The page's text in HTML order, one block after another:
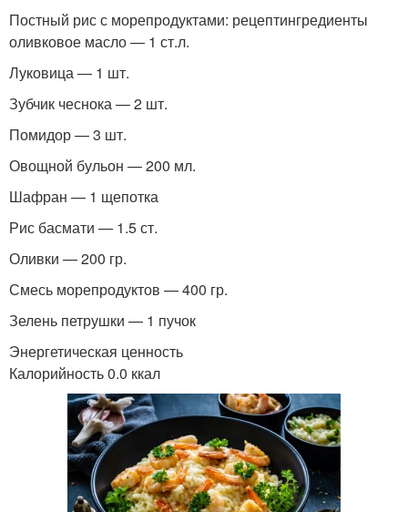
Постный рис с морепродуктами: рецептингредиенты
оливковое масло — 1 ст.л.
Луковица — 1 шт.
Зубчик чеснока — 2 шт.
Помидор — 3 шт.
Овощной бульон — 200 мл.
Шафран — 1 щепотка
Рис басмати — 1.5 ст.
Оливки — 200 гр.
Смесь морепродуктов — 400 гр.
Зелень петрушки — 1 пучок
Энергетическая ценность
Калорийность 0.0 ккал